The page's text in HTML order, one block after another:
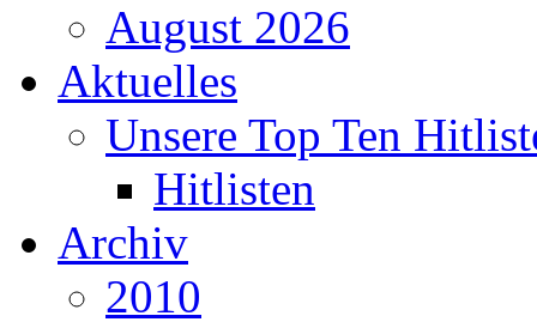
August 2026
Aktuelles
Unsere Top Ten
Hitlisten
Archiv
2010